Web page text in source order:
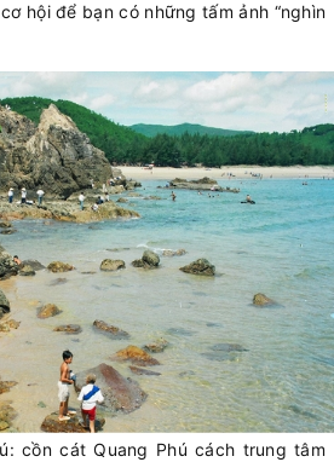
hội để bạn có những tấm ảnh “nghìn
cồn cát Quang Phú cách trung tâm